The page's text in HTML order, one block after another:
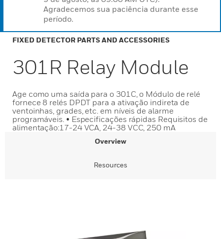
Agradecemos sua paciência durante esse
período.
FIXED DETECTOR PARTS AND ACCESSORIES
301R Relay Module
Age como uma saída para o 301C, o Módulo de relé
fornece 8 relés DPDT para a ativação indireta de
ventoinhas, grades, etc. em níveis de alarme
programáveis. • Especificações rápidas Requisitos de
alimentação:17-24 VCA, 24-38 VCC, 250 mA
Overview
Resources